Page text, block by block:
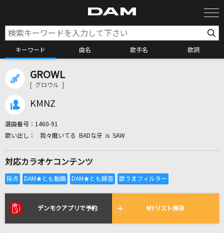
キーワード 曲名 歌手名 歌詞
全国りれき
リアルタイムで歌われている曲の一覧
GROWL
[ グロウル ]
KMNZ
選曲番号： 1460-91
我々磨いてる BADな牙 is SAW
対応カラオケコンテンツ
デンモクアプリで予約 MYリスト保存